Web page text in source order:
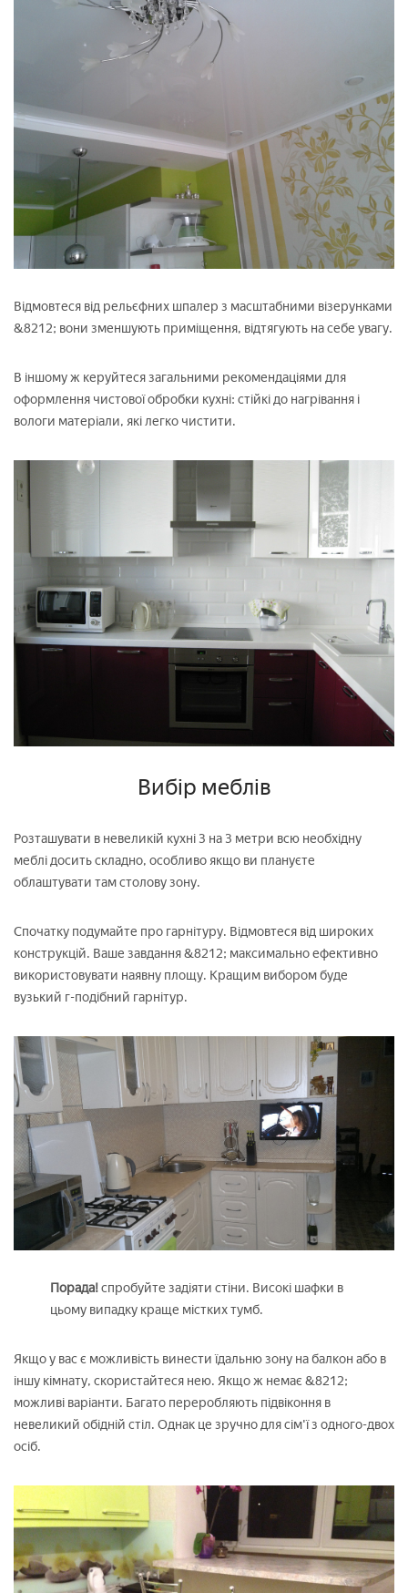
Відмовтеся від рельєфних шпалер з масштабними візерунками
&8212; вони зменшують приміщення, відтягують на себе увагу.
В іншому ж керуйтеся загальними рекомендаціями для
оформлення чистової обробки кухні: стійкі до нагрівання і
вологи матеріали, які легко чистити.
Вибір меблів
Розташувати в невеликій кухні 3 на 3 метри всю необхідну
меблі досить складно, особливо якщо ви плануєте
облаштувати там столову зону.
Спочатку подумайте про гарнітуру. Відмовтеся від широких
конструкцій. Ваше завдання &8212; максимально ефективно
використовувати наявну площу. Кращим вибором буде
вузький г-подібний гарнітур.
Порада!спробуйте задіяти стіни. Високі шафки в
цьому випадку краще містких тумб.
Якщо у вас є можливість винести їдальню зону на балкон або в
іншу кімнату, скористайтеся нею. Якщо ж немає &8212;
можливі варіанти. Багато переробляють підвіконня в
невеликий обідній стіл. Однак це зручно для сім'ї з одного-двох
осіб.